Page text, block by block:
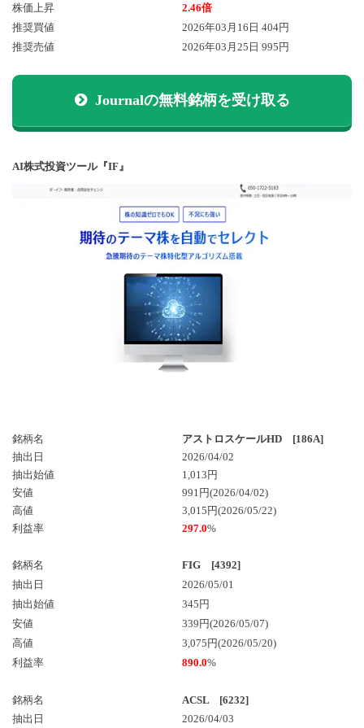
株価上昇
2.46倍
推奨買値
2026年03月16日 404円
推奨売値
2026年03月25日 995円
Journalの無料銘柄を受け取る
AI株式投資ツール『IF』
銘柄名
アストロスケールHD [186A]
抽出日
2026/04/02
抽出始値
1,013円
安値
991円(2026/04/02)
高値
3,015円(2026/05/22)
利益率
297.0%
銘柄名
FIG [4392]
抽出日
2026/05/01
抽出始値
345円
安値
339円(2026/05/07)
高値
3,075円(2026/05/20)
利益率
890.0%
銘柄名
ACSL [6232]
抽出日
2026/04/03